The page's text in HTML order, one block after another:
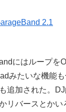
2.1
にはループを
みたいな機能
追加された。
リバースとかい